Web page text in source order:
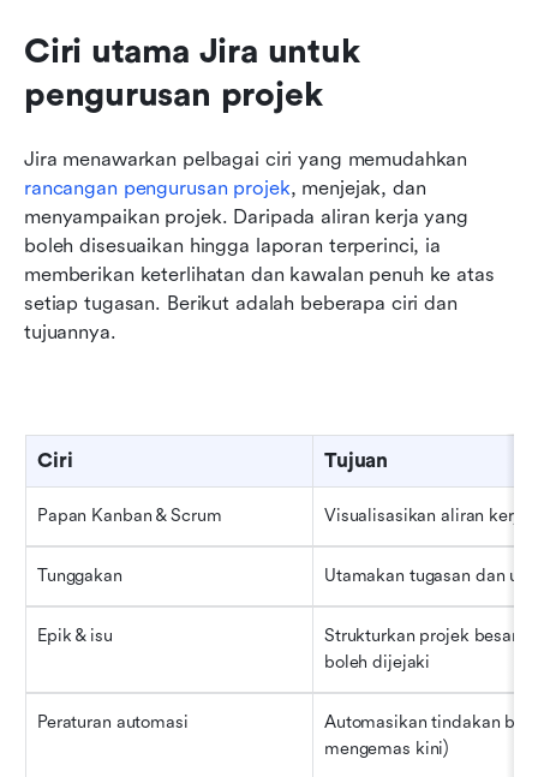
Ciri utama Jira untuk
pengurusan projek
rancangan pengurusan projek, menjejak, dan
menyampaikan projek. Daripada aliran kerja yang
boleh disesuaikan hingga laporan terperinci, ia
memberikan keterlihatan dan kawalan penuh ke atas
setiap tugasan. Berikut adalah beberapa ciri dan
tujuannya.
Ciri Tujuan
Papan Kanban & Scrum Visualisasikan aliran kerja
Tunggakan Utamakan tugasan dan
Epik & isu
Strukturkan projek besar
boleh dijejaki
Peraturan automasi
Automasikan tindakan
mengemas kini)